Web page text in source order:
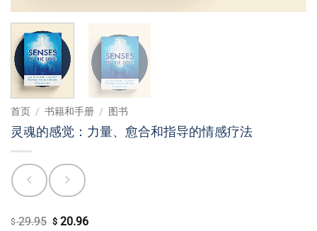
首页 / 书籍和手册 / 图书
灵魂的感觉：力量、愈合和指导的情感疗法
$29.95 原
$20.96当